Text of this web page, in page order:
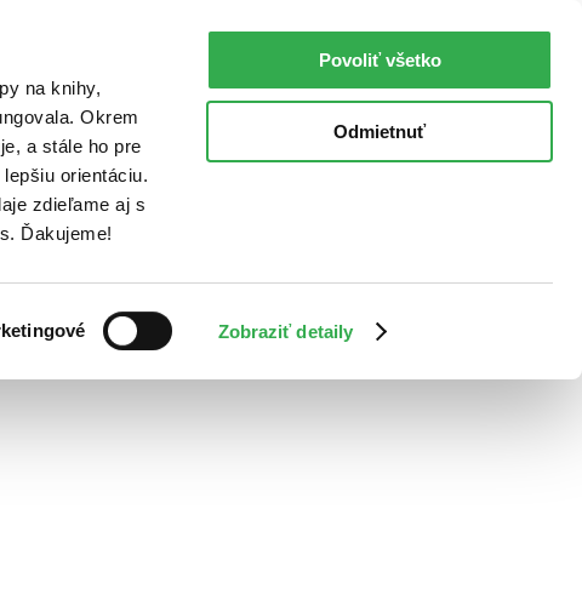
na knihy,
Okrem
a stále ho pre
orientáciu.
zdieľame aj s
Ďakujeme!
Zobraziť detaily
Povoliť všetko
Odmietnuť